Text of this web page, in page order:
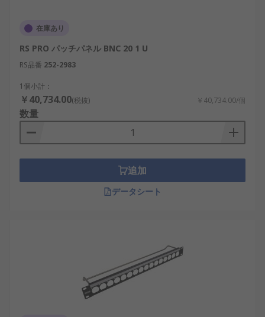
在庫あり
RS PRO パッチパネル BNC 20 1 U
RS品番 252-2983
1個小計：
￥40,734.00(税抜) ￥40,734.00/個
数量
追加
データシート